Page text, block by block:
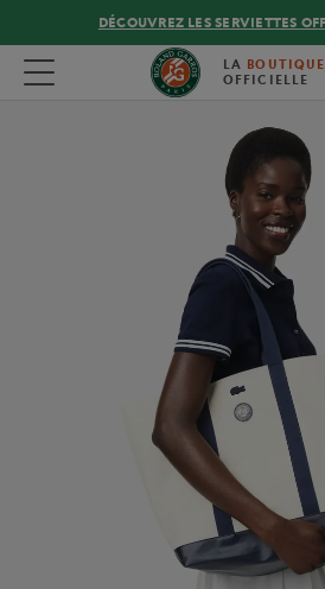
DÉCOUVREZ LES SERVIETTES
Toggle navigation LA BOUTIQUE
OFFICIELLE